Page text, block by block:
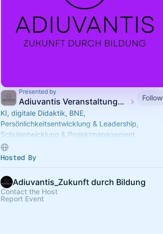
Presented by
Adiuvantis Veranstaltungen & Fortbildungen
Follow
KI, digitale Didaktik, BNE,
Persönlichkeitsentwicklung & Leadership,
Schulentwicklung & Projektmanagement.
Für LK aller Schulformen. Anfänger:innen.
Für Kommunen & Schulträger.
Hosted By
Adiuvantis_Zukunft durch Bildung
Contact the Host
Report Event